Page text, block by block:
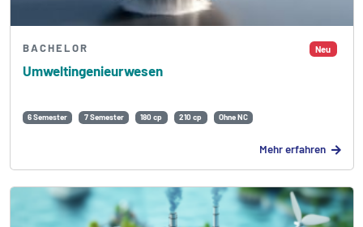
Umweltingenieur­wesen
BACHELOR Neu
6 Semester 7 Semester 180 cp 210 cp Ohne NC
Mehr erfahren